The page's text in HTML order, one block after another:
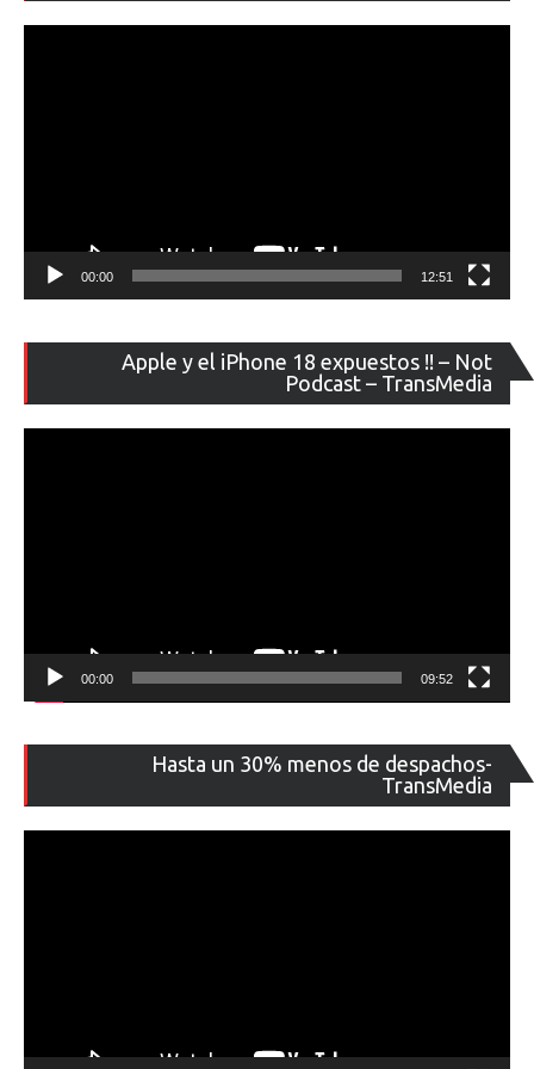
00:00 12:51
Apple y el iPhone 18 expuestos !! – Not
Podcast – TransMedia
de
00:00 09:52
Hasta un 30% menos de despachos-
TransMedia
de